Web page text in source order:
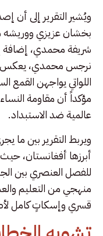
ويُشير التقرير إلى أن
بخشان عزيزي ووريشه
شريفة محمدي، إضافة
نرجس محمدي، يعكس
اللواتي يواجهن القمع
مؤكداً أن مقاومة
عالمية ضد الاستبداد.
ويربط التقرير بين ما
أبرزها أفغانستان،
للفصل العنصري بين
منهجي من التعليم
قسري وإسكاتٍ كامل